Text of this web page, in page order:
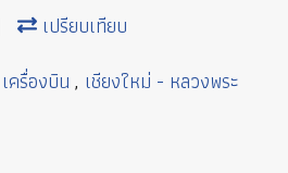
เปรียบเทียบ
ครื่องบิน , เชียงใหม่ - หลวงพระ